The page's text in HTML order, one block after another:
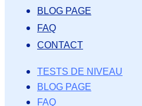
BLOG PAGE
FAQ
CONTACT
TESTS DE NIVEAU
BLOG PAGE
FAQ